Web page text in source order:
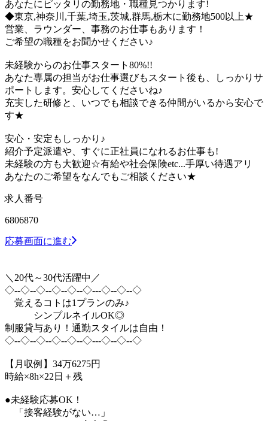
あなたにピッタリの勤務地・職種見つかります!
◆東京,神奈川,千葉,埼玉,茨城,群馬,栃木に勤務地500以上★
営業、ラウンダー、事務のお仕事もあります！
ご希望の職種をお聞かせください♪
未経験からのお仕事スタート80%!!
あなた専属の担当がお仕事選びもスタート後も、しっかりサ
ポートします。安心してくださいね♪
充実した研修と、いつでも相談できる仲間がいるから安心で
す★
安心・安定もしっかり♪
紹介予定派遣や、すぐに正社員になれるお仕事も!
未経験の方も大歓迎☆有給や社会保険etc...手厚い待遇アリ
あなたのご希望をなんでもご相談ください★
求人番号
6806870
応募画面に進む
＼20代～30代活躍中／
◇--◇--◇--◇--◇--◇---◇--◇--◇
覚えるコトは1プランのみ♪
シンプルネイルOK◎
制服貸与あり！通勤スタイルは自由！
◇--◇--◇--◇--◇--◇---◇--◇--◇
【月収例】34万6275円
時給×8h×22日＋残
●未経験応募OK！
「接客経験がない…」